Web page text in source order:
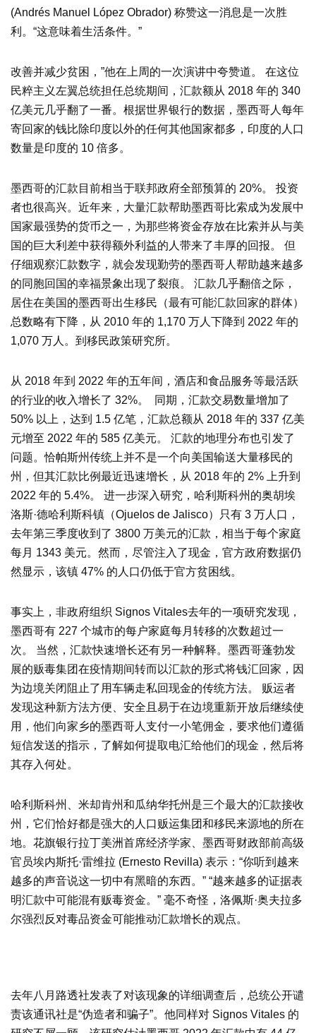
(Andrés Manuel López Obrador) 称赞这一消息是一次胜
利。“这意味着生活条件。”
改善并减少贫困，”他在上周的一次演讲中夸赞道。 在这位
民粹主义左翼总统担任总统期间，汇款额从 2018 年的 340
亿美元几乎翻了一番。根据世界银行的数据，墨西哥人每年
寄回家的钱比除印度以外的任何其他国家都多，印度的人口
数量是印度的 10 倍多。
墨西哥的汇款目前相当于联邦政府全部预算的 20%。 投资
者也很高兴。近年来，大量汇款帮助墨西哥比索成为发展中
国家最强势的货币之一，为那些将资金存放在比索并从与美
国的巨大利差中获得额外利益的人带来了丰厚的回报。 但
仔细观察汇款数字，就会发现勤劳的墨西哥人帮助越来越多
的同胞回国的幸福景象出现了裂痕。 汇款几乎翻倍之际，
居住在美国的墨西哥出生移民（最有可能汇款回家的群体）
总数略有下降，从 2010 年的 1,170 万人下降到 2022 年的
1,070 万人。到移民政策研究所。
从 2018 年到 2022 年的五年间，酒店和食品服务等最活跃
的行业的收入增长了 32%。 同期，汇款交易数量增加了
50% 以上，达到 1.5 亿笔，汇款总额从 2018 年的 337 亿美
元增至 2022 年的 585 亿美元。 汇款的地理分布也引发了
问题。恰帕斯州传统上并不是一个向美国输送大量移民的
州，但其汇款比例最近迅速增长，从 2018 年的 2% 上升到
2022 年的 5.4%。 进一步深入研究，哈利斯科州的奥胡埃
洛斯·德哈利斯科镇（Ojuelos de Jalisco）只有 3 万人口，
去年第三季度收到了 3800 万美元的汇款，相当于每个家庭
每月 1343 美元。然而，尽管注入了现金，官方政府数据仍
然显示，该镇 47% 的人口仍低于官方贫困线。
事实上，非政府组织 Signos Vitales去年的一项研究发现，
墨西哥有 227 个城市的每户家庭每月转移的次数超过一
次。 当然，汇款快速增长还有另一种解释。墨西哥蓬勃发
展的贩毒集团在疫情期间转而以汇款的形式将钱汇回家，因
为边境关闭阻止了用车辆走私回现金的传统方法。 贩运者
发现这种新方法方便、安全且易于在边境重新开放后继续使
用，他们向家乡的墨西哥人支付一小笔佣金，要求他们遵循
短信发送的指示，了解如何提取电汇给他们的现金，然后将
其存入何处。
哈利斯科州、米却肯州和瓜纳华托州是三个最大的汇款接收
州，它们恰好都是强大的人口贩运集团和移民来源地的所在
地。花旗银行拉丁美洲首席经济学家、墨西哥财政部前高级
官员埃内斯托·雷维拉 (Ernesto Revilla) 表示：“你听到越来
越多的声音说这一切中有黑暗的东西。” “越来越多的证据表
明汇款中可能混有贩毒资金。” 毫不奇怪，洛佩斯·奥夫拉多
尔强烈反对毒品资金可能推动汇款增长的观点。
去年八月路透社发表了对该现象的详细调查后，总统公开谴
责该通讯社是“伪造者和骗子”。他同样对 Signos Vitales 的